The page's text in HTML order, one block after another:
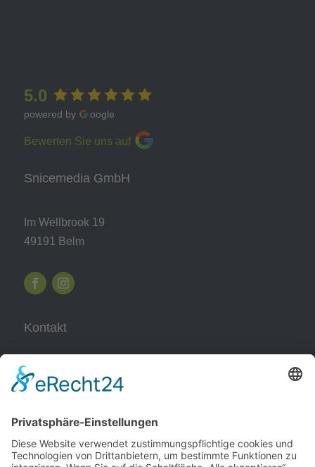
5.0
powered by oogle
Bewerten Sie uns auf
Snicemedia GmbH
Im Wellbrook 19
49191 Belm
Kontakt
05406 – 500 872 0
info@snicemedia.de